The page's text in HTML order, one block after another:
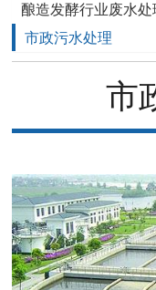
酿造发酵行业废水处
市政污水处理
市